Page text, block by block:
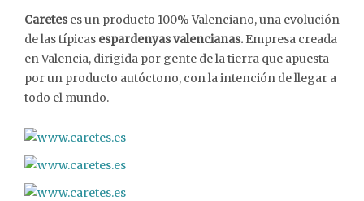
Careteses un producto 100% Valenciano, una evolución
de las típicas espardenyas valencianas. Empresa creada
en Valencia, dirigida por gente de la tierra que apuesta
por un producto autóctono, con la intención de llegar a
todo el mundo.